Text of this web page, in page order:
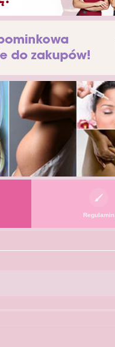
Regulamin